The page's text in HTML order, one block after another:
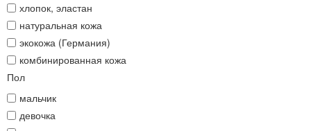
хлопок, эластан
натуральная кожа
экокожа (Германия)
комбинированная кожа
Пол
мальчик
девочка